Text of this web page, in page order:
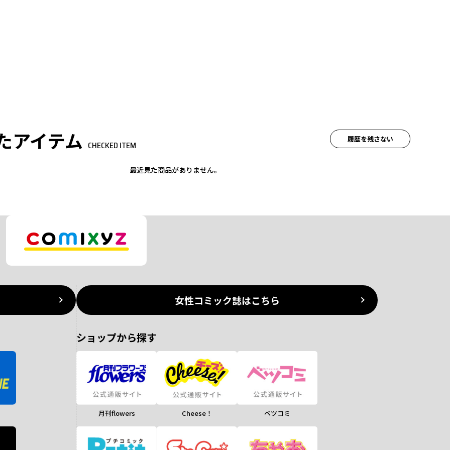
アイテム CHECKED ITEM
最近見た商品がありません。
履歴を残さない
女性コミック誌はこちら
ショップから探す
月刊flowers Cheese！ ベツコミ